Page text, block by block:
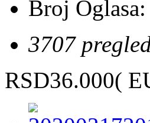
Broj Oglasa:
3707
RSD36.000(